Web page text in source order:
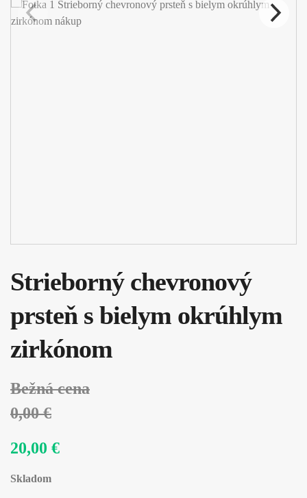
Strieborný chevronový
prsteň s bielym okrúhlym
zirkónom
Bežná cena
0,00 €
20,00 €
Skladom